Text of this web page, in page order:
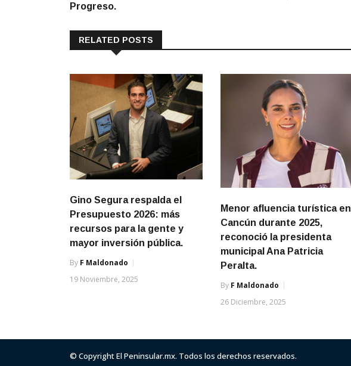
entradas
Progreso.
RELATED POSTS
Gino Segura respalda el
Presupuesto 2026: más
recursos para la gente y
mayor inversión pública.
By F Maldonado
19 Noviembre, 2025
Menor afluencia turística en
Cancún durante 2025,
reconoció la presidenta
municipal Ana Patricia
Peralta.
By F Maldonado
26 Diciembre, 2025
© Copyright El Peninsular.mx. Todos los derechos reservados.